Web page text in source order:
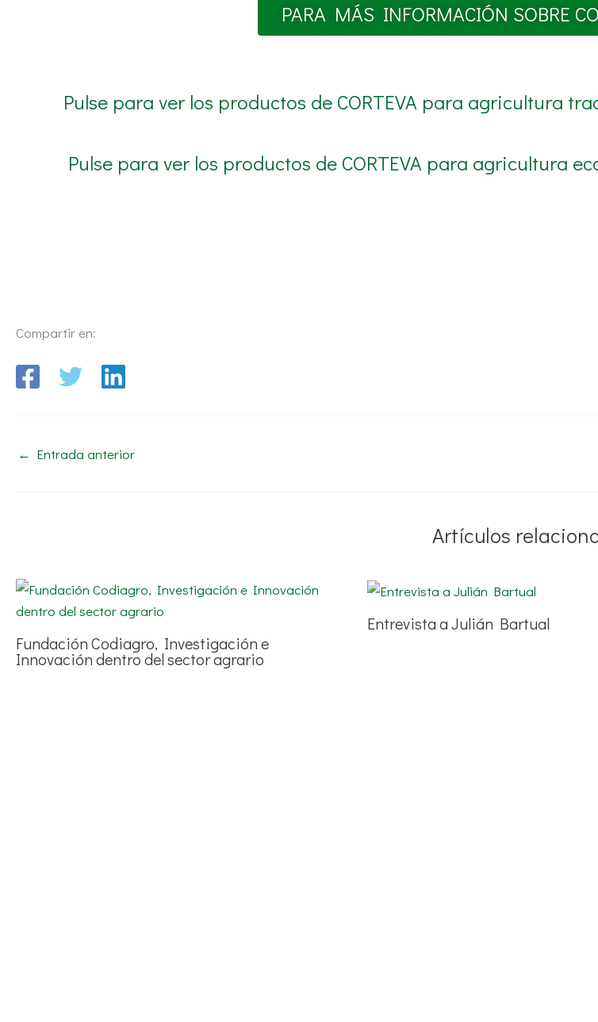
PARA MÁS INFORMACIÓN SOBRE
Pulse para ver los productos de CORTEVA para agricultura
Pulse para ver los productos de CORTEVA para agricultura
Compartir en:
← Entrada anterior
Artículos
Fundación Codiagro, Investigación e
Innovación dentro del sector agrario
Entrevista a Julián Bartual